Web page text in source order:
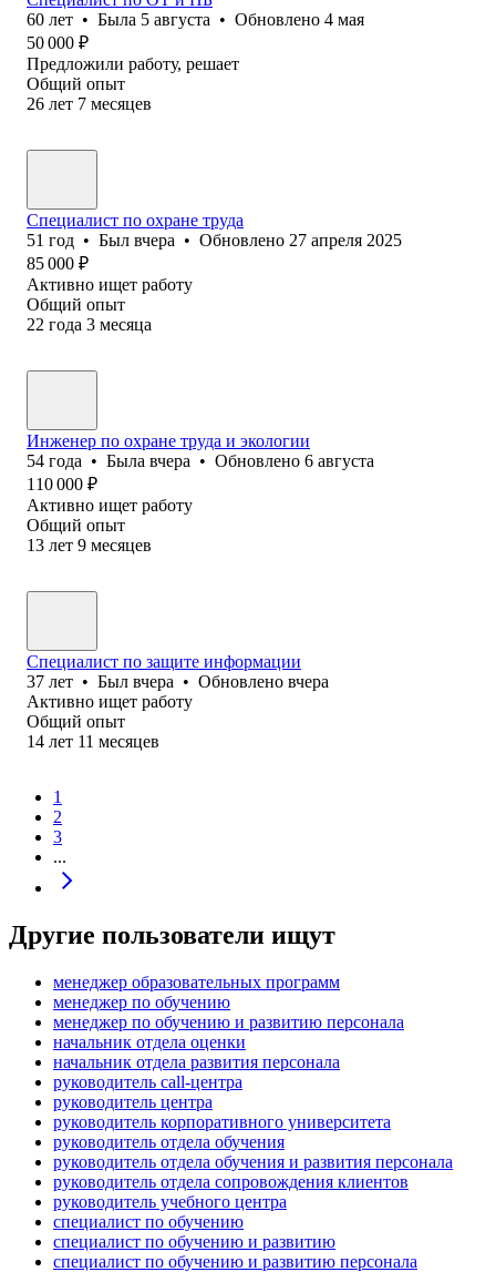
60 лет • Была 5 августа • Обновлено 4 мая
50 000 ₽
Предложили работу, решает
Общий опыт
26 лет 7 месяцев
Специалист по охране труда
51 год • Был вчера • Обновлено 27 апреля 2025
85 000 ₽
Активно ищет работу
Общий опыт
22 года 3 месяца
Инженер по охране труда и экологии
54 года • Была вчера • Обновлено 6 августа
110 000 ₽
Активно ищет работу
Общий опыт
13 лет 9 месяцев
Специалист по защите информации
37 лет • Был вчера • Обновлено вчера
Активно ищет работу
Общий опыт
14 лет 11 месяцев
1
2
3
...
Другие пользователи ищут
менеджер образовательных программ
менеджер по обучению
менеджер по обучению и развитию персонала
начальник отдела оценки
начальник отдела развития персонала
руководитель call-центра
руководитель центра
руководитель корпоративного университета
руководитель отдела обучения
руководитель отдела обучения и развития персонала
руководитель отдела сопровождения клиентов
руководитель учебного центра
специалист по обучению
специалист по обучению и развитию
специалист по обучению и развитию персонала